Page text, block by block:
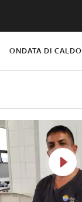
ONDATA DI CALDO